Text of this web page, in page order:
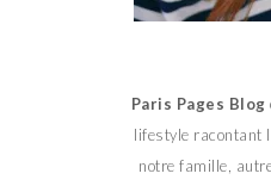
Paris Pages Blog
lifestyle racontant
notre famille,